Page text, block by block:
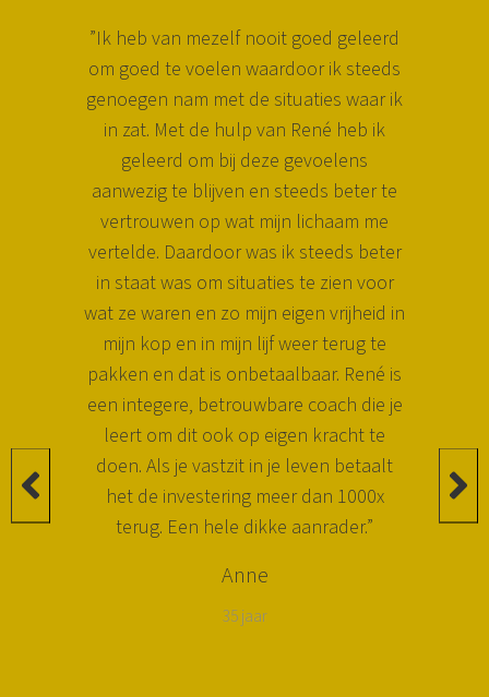
”Ik heb van mezelf nooit goed geleerd
om goed te voelen waardoor ik steeds
genoegen nam met de situaties waar ik
in zat. Met de hulp van René heb ik
geleerd om bij deze gevoelens
aanwezig te blijven en steeds beter te
vertrouwen op wat mijn lichaam me
vertelde. Daardoor was ik steeds beter
in staat was om situaties te zien voor
wat ze waren en zo mijn eigen vrijheid in
mijn kop en in mijn lijf weer terug te
pakken en dat is onbetaalbaar. René is
een integere, betrouwbare coach die je
leert om dit ook op eigen kracht te
doen. Als je vastzit in je leven betaalt
het de investering meer dan 1000x
terug. Een hele dikke aanrader.”
Anne
35 jaar